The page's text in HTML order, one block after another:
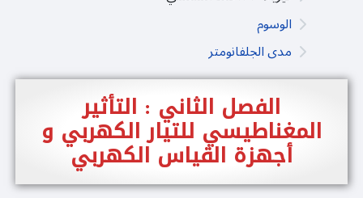
الوسوم
مدى الجلفانومتر
الفصل الثاني : التأثير
المغناطيسي للتيار الكهربي و
أجهزة القياس الكهربي